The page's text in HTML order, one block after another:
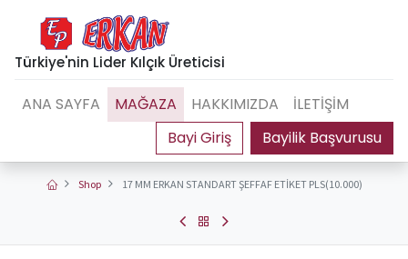
Türkiye'nin Lider Kılçık Üreticisi
Bayilik Başvurusu
ANA SAYFA MAĞAZA HAKKIMIZDA İLETİŞİM
Shop 17 MM ERKAN STANDART ŞEFFAF ETİKET PLS(10.000)